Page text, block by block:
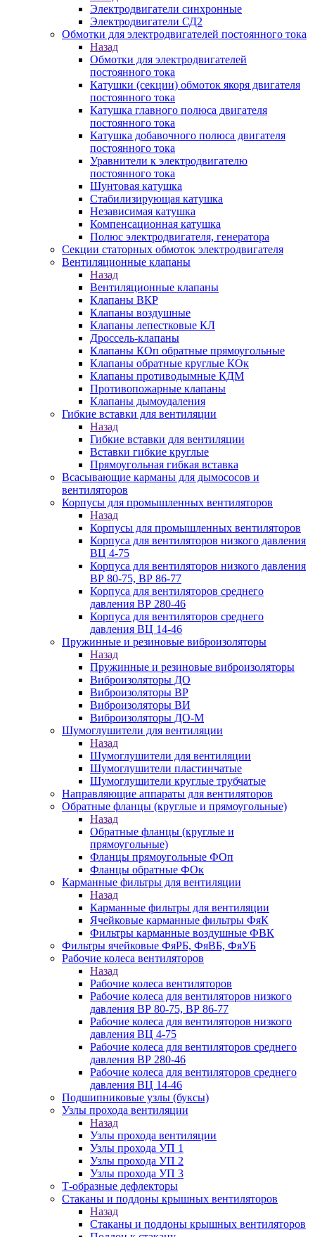
Электродвигатели синхронные
Электродвигатели СД2
Обмотки для электродвигателей постоянного тока
Назад
Обмотки для электродвигателей
постоянного тока
Катушки (секции) обмоток якоря двигателя
постоянного тока
Катушка главного полюса двигателя
постоянного тока
Катушка добавочного полюса двигателя
постоянного тока
Уравнители к электродвигателю
постоянного тока
Шунтовая катушка
Стабилизирующая катушка
Независимая катушка
Компенсационная катушка
Полюс электродвигателя, генератора
Секции статорных обмоток электродвигателя
Вентиляционные клапаны
Назад
Вентиляционные клапаны
Клапаны ВКР
Клапаны воздушные
Клапаны лепестковые КЛ
Дроссель-клапаны
Клапаны КОп обратные прямоугольные
Клапаны обратные круглые КОк
Клапаны противодымные КДМ
Противопожарные клапаны
Клапаны дымоудаления
Гибкие вставки для вентиляции
Назад
Гибкие вставки для вентиляции
Вставки гибкие круглые
Прямоугольная гибкая вставка
Всасывающие карманы для дымососов и
вентиляторов
Корпусы для промышленных вентиляторов
Назад
Корпусы для промышленных вентиляторов
Корпуса для вентиляторов низкого давления
ВЦ 4-75
Корпуса для вентиляторов низкого давления
ВР 80-75, ВР 86-77
Корпуса для вентиляторов среднего
давления ВР 280-46
Корпуса для вентиляторов среднего
давления ВЦ 14-46
Пружинные и резиновые виброизоляторы
Назад
Пружинные и резиновые виброизоляторы
Виброизоляторы ДО
Виброизоляторы ВР
Виброизоляторы ВИ
Виброизоляторы ДО-М
Шумоглушители для вентиляции
Назад
Шумоглушители для вентиляции
Шумоглушители пластинчатые
Шумоглушители круглые трубчатые
Направляющие аппараты для вентиляторов
Обратные фланцы (круглые и прямоугольные)
Назад
Обратные фланцы (круглые и
прямоугольные)
Фланцы прямоугольные ФОп
Фланцы обратные ФОк
Карманные фильтры для вентиляции
Назад
Карманные фильтры для вентиляции
Ячейковые карманные фильтры ФяК
Фильтры карманные воздушные ФВК
Фильтры ячейковые ФяРБ, ФяВБ, ФяУБ
Рабочие колеса вентиляторов
Назад
Рабочие колеса вентиляторов
Рабочие колеса для вентиляторов низкого
давления ВР 80-75, ВР 86-77
Рабочие колеса для вентиляторов низкого
давления ВЦ 4-75
Рабочие колеса для вентиляторов среднего
давления ВР 280-46
Рабочие колеса для вентиляторов среднего
давления ВЦ 14-46
Подшипниковые узлы (буксы)
Узлы прохода вентиляции
Назад
Узлы прохода вентиляции
Узлы прохода УП 1
Узлы прохода УП 2
Узлы прохода УП 3
Т-образные дефлекторы
Стаканы и поддоны крышных вентиляторов
Назад
Стаканы и поддоны крышных вентиляторов